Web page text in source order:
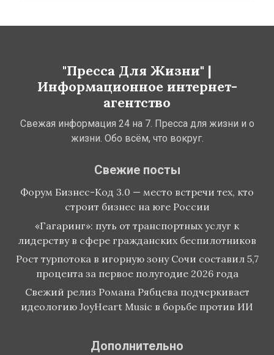
"Пресса Для Жизни" |
Информационное интернет-
агентство
Свежая информация 24 на 7. Пресса для жизни и о
жизни. Обо всём, что вокруг.
Свежие посты
Форум Бизнес-Код 3.0 — место встречи тех, кто
строит бизнес на юге России
«Гагаринг»: путь от транспортных услуг к
лидерству в сфере гражданских беспилотников
Рост турпотока в игорную зону Сочи составил 5,7
процента за первое полугодие 2026 года
Свежий релиз Романа Рябцева подчеркивает
идеологию JoyHeart Music в борьбе против ИИ
Дополнительно